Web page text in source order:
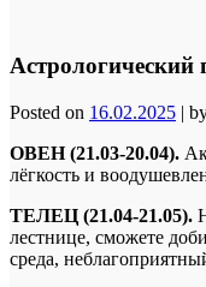
Астрологический
Posted on 16.02.2025 |
ОВЕН (21.03-20.04).
лёгкость и
ТЕЛЕЦ (21.04-21.05).
лестнице, сможете
среда,